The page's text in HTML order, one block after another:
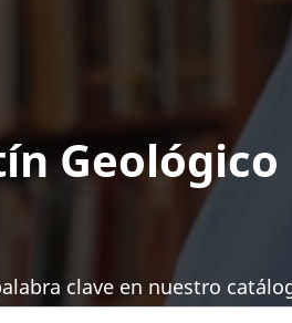
Geológico
clave en nuestro